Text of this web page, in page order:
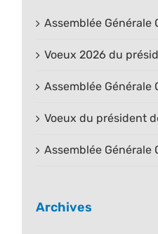
Assemblée Générale
Voeux 2026 du
Assemblée Générale
Voeux du président
Assemblée Générale
Archives